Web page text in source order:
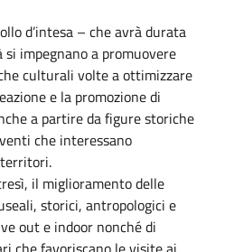
d’intesa – che avrà durata
impegnano a promuovere
culturali volte a ottimizzare
e la promozione di
a partire da figure storiche
che interessano
il miglioramento delle
storici, antropologici e
out e indoor nonché di